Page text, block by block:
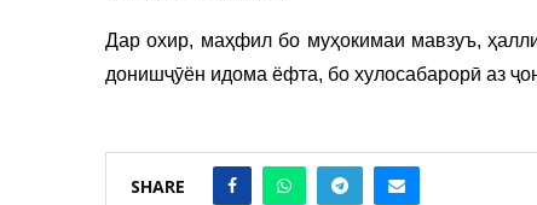
Дар охир, маҳфил бо муҳокимаи мавзуъ,
донишҷӯён идома ёфта, бо хулосабарорӣ аз
SHARE